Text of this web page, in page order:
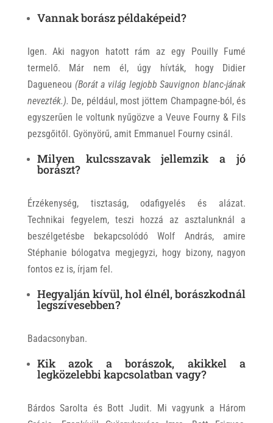
Vannak borász példaképeid?
Igen. Aki nagyon hatott rám az egy Pouilly Fumé
termelő. Már nem él, úgy hívták, hogy Didier
Dagueneou (Borát a világ legjobb Sauvignon blanc-jának
nevezték.). De, például, most jöttem Champagne-ból, és
egyszerűen le voltunk nyűgözve a Veuve Fourny & Fils
pezsgőitől. Gyönyörű, amit Emmanuel Fourny csinál.
Milyen kulcsszavak jellemzik a jó
borászt?
Érzékenység, tisztaság, odafigyelés és alázat.
Technikai fegyelem, teszi hozzá az asztalunknál a
beszélgetésbe bekapcsolódó Wolf András, amire
Stéphanie bólogatva megjegyzi, hogy bizony, nagyon
fontos ez is, írjam fel.
Hegyalján kívül, hol élnél, borászkodnál
legszívesebben?
Badacsonyban.
Kik azok a borászok, akikkel a
legközelebbi kapcsolatban vagy?
Bárdos Sarolta és Bott Judit. Mi vagyunk a Három